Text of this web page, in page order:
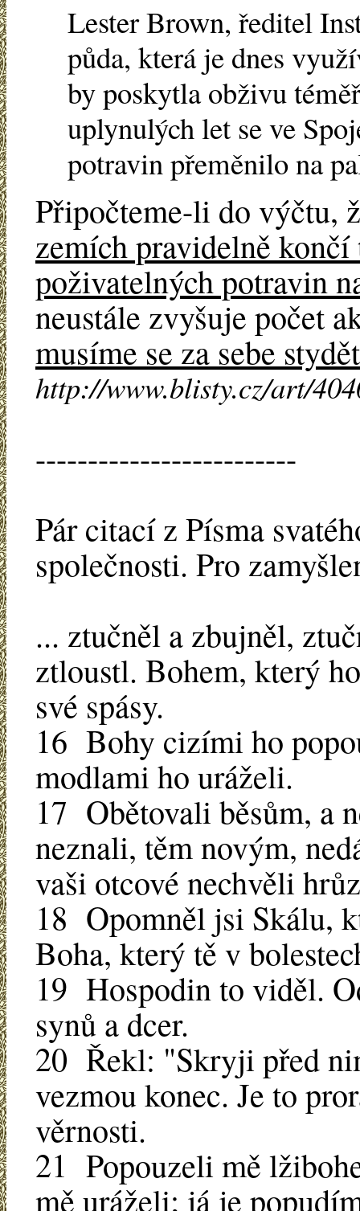
Lester Brown, ředitel
půda, která je dnes
by poskytla obživu
uplynulých let se ve
potravin přeměnilo na
Připočteme-li do výčtu,
zemích pravidelně
poživatelných potravin
neustále zvyšuje počet
musíme se za sebe stydět
http://www.blisty.cz/art/
-------------------------
Pár citací z Písma
společnosti. Pro
... ztučněl a zbujněl,
ztloustl. Bohem, který
své spásy.
16 Bohy cizími ho
modlami ho uráželi.
17 Obětovali běsům, a
neznali, těm novým,
vaši otcové nechvěli
18 Opomněl jsi Skálu,
Boha, který tě v
19 Hospodin to viděl.
synů a dcer.
20 Řekl: "Skryji před
vezmou konec. Je to
věrnosti.
21 Popouzeli mě
mě uráželi; já je